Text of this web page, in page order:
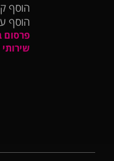
הוסף
הוסף
פרסום
שירותי